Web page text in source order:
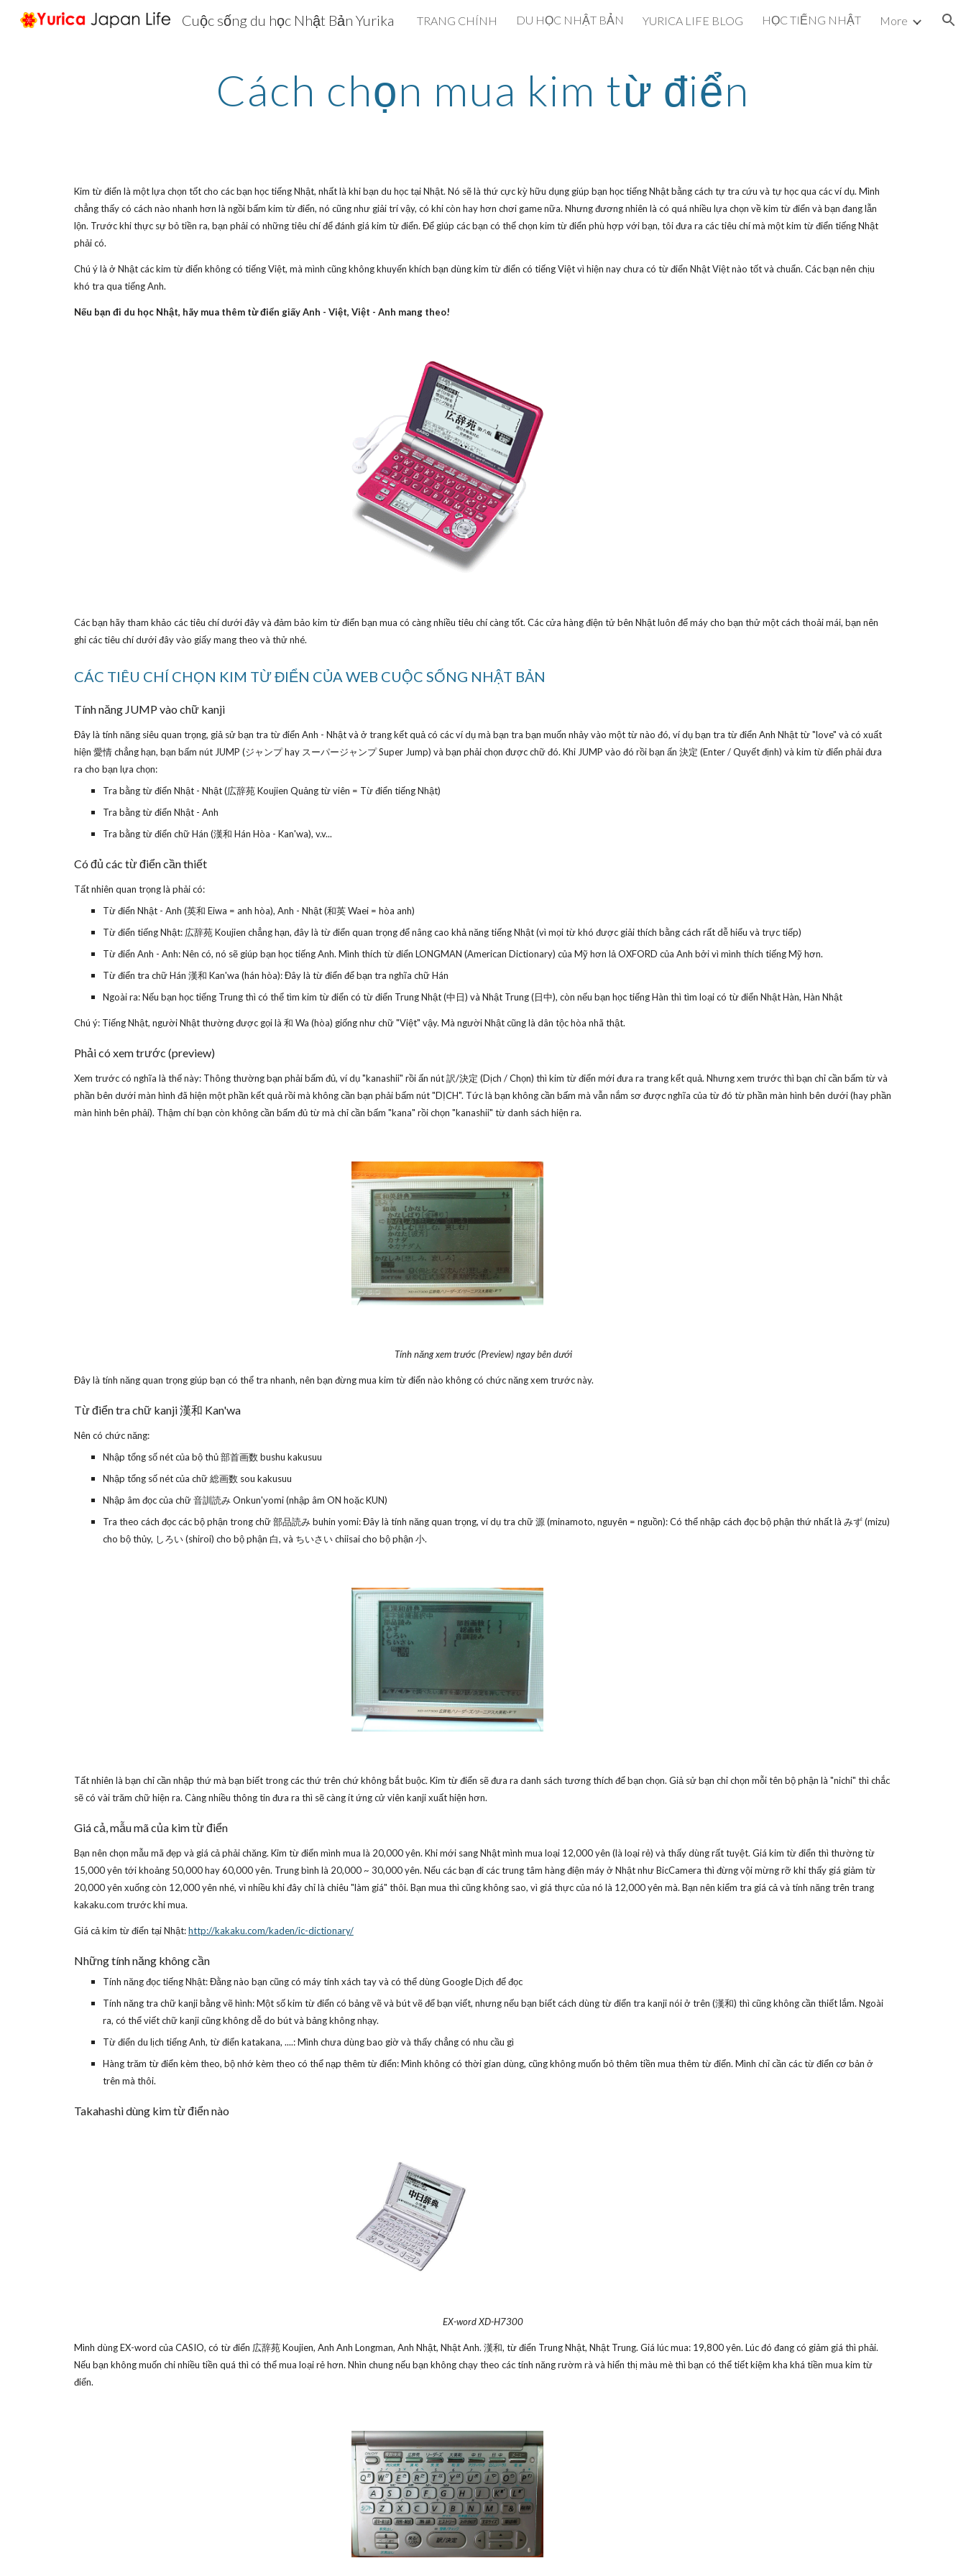
Skip to main content Skip to navigation
Cuộc sống du học Nhật Bản Yurika TRANG CHÍNH DU HỌC NHẬT BẢN YURICA LIFE BLOG HỌC TIẾNG NHẬT More
Cách chọn mua kim từ điển
Kim từ điển là một lựa chọn tốt cho các bạn học tiếng Nhật, nhất là khi bạn du học tại Nhật. Nó sẽ là thứ cực kỳ hữu dụng giúp bạn học tiếng Nhật bằng cách tự tra cứu và tự học qua các ví dụ. Mình
chẳng thấy có cách nào nhanh hơn là ngồi bấm kim từ điển, nó cũng như giải trí vậy, có khi còn hay hơn chơi game nữa. Nhưng đương nhiên là có quá nhiều lựa chọn về kim từ điển và bạn đang lẫn
lộn. Trước khi thực sự bỏ tiền ra, bạn phải có những tiêu chí để đánh giá kim từ điển. Để giúp các bạn có thể chọn kim từ điển phù hợp với bạn, tôi đưa ra các tiêu chí mà một kim từ điển tiếng Nhật
phải có.
Chú ý là ở Nhật các kim từ điển không có tiếng Việt, mà mình cũng không khuyến khích bạn dùng kim từ điển có tiếng Việt vì hiện nay chưa có từ điển Nhật Việt nào tốt và chuẩn. Các bạn nên chịu
khó tra qua tiếng Anh.
Nếu bạn đi du học Nhật, hãy mua thêm từ điển giấy Anh - Việt, Việt - Anh mang theo!
Các bạn hãy tham khảo các tiêu chí dưới đây và đảm bảo kim từ điển bạn mua có càng nhiều tiêu chí càng tốt. Các cửa hàng điện tử bên Nhật luôn để máy cho bạn thử một cách thoải mái, bạn nên
ghi các tiêu chí dưới đây vào giấy mang theo và thử nhé.
CÁC TIÊU CHÍ CHỌN KIM TỪ ĐIỂN CỦA WEB CUỘC SỐNG NHẬT BẢN
Tính năng JUMP vào chữ kanji
Đây là tính năng siêu quan trọng, giả sử bạn tra từ điển Anh - Nhật và ở trang kết quả có các ví dụ mà bạn tra bạn muốn nhảy vào một từ nào đó, ví dụ bạn tra từ điển Anh Nhật từ "love" và có xuất
hiện 愛情 chẳng hạn, bạn bấm nút JUMP (ジャンプ hay スーパージャンプ Super Jump) và bạn phải chọn được chữ đó. Khi JUMP vào đó rồi bạn ấn 決定 (Enter / Quyết định) và kim từ điển phải đưa
ra cho bạn lựa chọn:
Tra bằng từ điển Nhật - Nhật (広辞苑 Koujien Quảng từ viên = Từ điển tiếng Nhật)
Tra bằng từ điển Nhật - Anh
Tra bằng từ điển chữ Hán (漢和 Hán Hòa - Kan'wa), v.v...
Có đủ các từ điển cần thiết
Tất nhiên quan trọng là phải có:
Từ điển Nhật - Anh (英和 Eiwa = anh hòa), Anh - Nhật (和英 Waei = hòa anh)
Từ điển tiếng Nhật: 広辞苑 Koujien chẳng hạn, đây là từ điển quan trọng để nâng cao khả năng tiếng Nhật (vì mọi từ khó được giải thích bằng cách rất dễ hiểu và trực tiếp)
Từ điển Anh - Anh: Nên có, nó sẽ giúp bạn học tiếng Anh. Mình thích từ điển LONGMAN (American Dictionary) của Mỹ hơn lả OXFORD của Anh bởi vì mình thích tiếng Mỹ hơn.
Từ điển tra chữ Hán 漢和 Kan'wa (hán hòa): Đây là từ điển để bạn tra nghĩa chữ Hán
Ngoài ra: Nếu bạn học tiếng Trung thì có thể tìm kim từ điển có từ điển Trung Nhật (中日) và Nhật Trung (日中), còn nếu bạn học tiếng Hàn thì tìm loại có từ điển Nhật Hàn, Hàn Nhật
Chú ý: Tiếng Nhật, người Nhật thường được gọi là 和 Wa (hòa) giống như chữ "Việt" vậy. Mà người Nhật cũng là dân tộc hòa nhã thật.
Phải có xem trước (preview)
Xem trước có nghĩa là thế này: Thông thường bạn phải bấm đủ, ví dụ "kanashii" rồi ấn nút 訳/決定 (Dịch / Chọn) thì kim từ điển mới đưa ra trang kết quả. Nhưng xem trước thì bạn chỉ cần bấm từ và
phần bên dưới màn hình đã hiện một phần kết quả rồi mà không cần bạn phải bấm nút "DỊCH". Tức là bạn không cần bấm mà vẫn nắm sơ được nghĩa của từ đó từ phần màn hình bên dưới (hay phần
màn hình bên phải). Thậm chí bạn còn không cần bấm đủ từ mà chỉ cần bấm "kana" rồi chọn "kanashii" từ danh sách hiện ra.
Tính năng xem trước (Preview) ngay bên dưới
Đây là tính năng quan trọng giúp bạn có thể tra nhanh, nên bạn đừng mua kim từ điển nào không có chức năng xem trước này.
Từ điển tra chữ kanji 漢和 Kan'wa
Nên có chức năng:
Nhập tổng số nét của bộ thủ 部首画数 bushu kakusuu
Nhập tổng số nét của chữ 総画数 sou kakusuu
Nhập âm đọc của chữ 音訓読み Onkun'yomi (nhập âm ON hoặc KUN)
Tra theo cách đọc các bộ phận trong chữ 部品読み buhin yomi: Đây là tính năng quan trọng, ví dụ tra chữ 源 (minamoto, nguyên = nguồn): Có thể nhập cách đọc bộ phận thứ nhất là みず (mizu)
cho bộ thủy, しろい (shiroi) cho bộ phận 白, và ちいさい chiisai cho bộ phận 小.
Tất nhiên là bạn chỉ cần nhập thứ mà bạn biết trong các thứ trên chứ không bắt buộc. Kim từ điển sẽ đưa ra danh sách tương thích để bạn chọn. Giả sử bạn chỉ chọn mỗi tên bộ phận là "nichi" thì chắc
sẽ có vài trăm chữ hiện ra. Càng nhiều thông tin đưa ra thì sẽ càng ít ứng cử viên kanji xuất hiện hơn.
Giá cả, mẫu mã của kim từ điển
Bạn nên chọn mẫu mã đẹp và giá cả phải chăng. Kim từ điển mình mua là 20,000 yên. Khi mới sang Nhật mình mua loại 12,000 yên (là loại rẻ) và thấy dùng rất tuyệt. Giá kim từ điển thì thường từ
15,000 yên tới khoảng 50,000 hay 60,000 yên. Trung bình là 20,000 ~ 30,000 yên. Nếu các bạn đi các trung tâm hàng điện máy ở Nhật như BicCamera thì đừng vội mừng rỡ khi thấy giá giảm từ
20,000 yên xuống còn 12,000 yên nhé, vì nhiều khi đây chỉ là chiêu "làm giá" thôi. Bạn mua thì cũng không sao, vì giá thực của nó là 12,000 yên mà. Bạn nên kiểm tra giá cả và tính năng trên trang
kakaku.com trước khi mua.
Giá cả kim từ điển tại Nhật:http://kakaku.com/kaden/ic-dictionary/
Những tính năng không cần
Tính năng đọc tiếng Nhật: Đằng nào bạn cũng có máy tính xách tay và có thể dùng Google Dịch để đọc
Tính năng tra chữ kanji bằng vẽ hình: Một số kim từ điển có bảng vẽ và bút vẽ để bạn viết, nhưng nếu bạn biết cách dùng từ điển tra kanji nói ở trên (漢和) thì cũng không cần thiết lắm. Ngoài
ra, có thể viết chữ kanji cũng không dễ do bút và bảng không nhạy.
Từ điển du lịch tiếng Anh, từ điển katakana, ....: Mình chưa dùng bao giờ và thấy chẳng có nhu cầu gì
Hàng trăm từ điển kèm theo, bộ nhớ kèm theo có thể nạp thêm từ điển: Mình không có thời gian dùng, cũng không muốn bỏ thêm tiền mua thêm từ điển. Mình chỉ cần các từ điển cơ bản ở
trên mà thôi.
Takahashi dùng kim từ điển nào
EX-word XD-H7300
Mình dùng EX-word của CASIO, có từ điển 広辞苑 Koujien, Anh Anh Longman, Anh Nhật, Nhật Anh. 漢和, từ điển Trung Nhật, Nhật Trung. Giá lúc mua: 19,800 yên. Lúc đó đang có giảm giá thì phải.
Nếu bạn không muốn chi nhiều tiền quá thì có thể mua loại rẻ hơn. Nhìn chung nếu bạn không chạy theo các tính năng rườm rà và hiển thị màu mè thì bạn có thể tiết kiệm kha khá tiền mua kim từ
điển.